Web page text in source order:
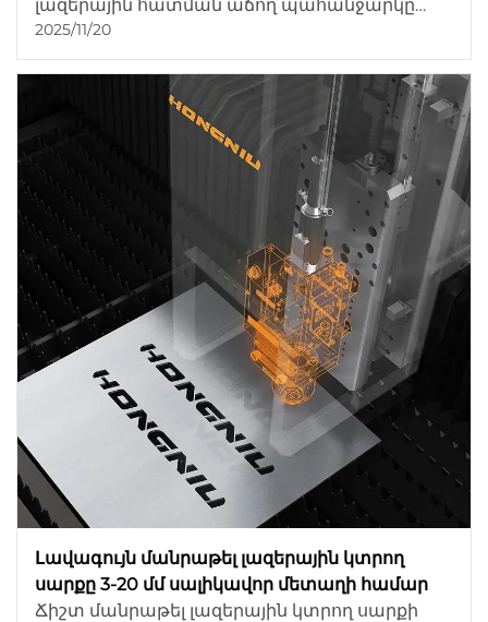
լազերային հատման աճող պահանջարկը
Մետաղական սալիկների մանրաթելային
լազերային հատման սարքերը այսօրվա
արտադրության ոլորտում անփոխարինելի
դարձել են: Քանի որ արդյունաբերությունները
ձգտում են ավելի բարձր ճշգրտության, ավելի
արագ արտադրական ցիկլների և կարմիր...
2025/11/20
Լավագույն մանրաթել լազերային կտրող
սարքը 3-20 մմ սալիկավոր մետաղի համար
Ճիշտ մանրաթել լազերային կտրող սարքի